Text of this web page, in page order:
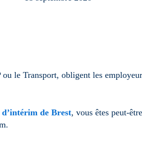
le Transport, obligent les
d’intérim de Brest, vous êtes peut-